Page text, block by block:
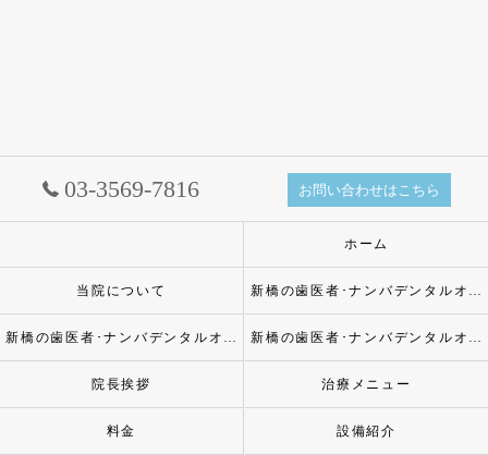
03-3569-7816 お問い合わせはこちら
ホーム
当院について 新橋の歯医者･ナンバデンタルオフィスの口コミ情報
新橋の歯医者･ナンバデンタルオフィスの評判 新橋の歯医者･ナンバデンタルオフィスのお客様の声
院長挨拶 治療メニュー
料金 設備紹介